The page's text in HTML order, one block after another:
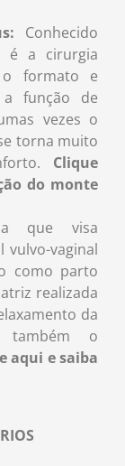
Conhecido
é a cirurgia
o formato e
a função de
vezes o
torna muito
Clique
do monte
que visa
vulvo-vaginal
como parto
realizada
da
também o
aqui e saiba